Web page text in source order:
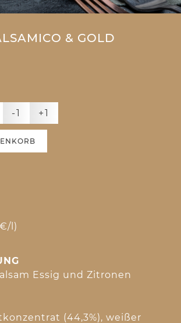
& GOLD
-1 +1
l)
Essig und Zitronen
(44,3%), weißer